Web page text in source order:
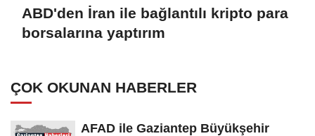
ABD'den İran ile bağlantılı kripto para
borsalarına yaptırım
ÇOK OKUNAN HABERLER
AFAD ile Gaziantep Büyükşehir